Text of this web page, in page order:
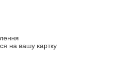
на вашу картку